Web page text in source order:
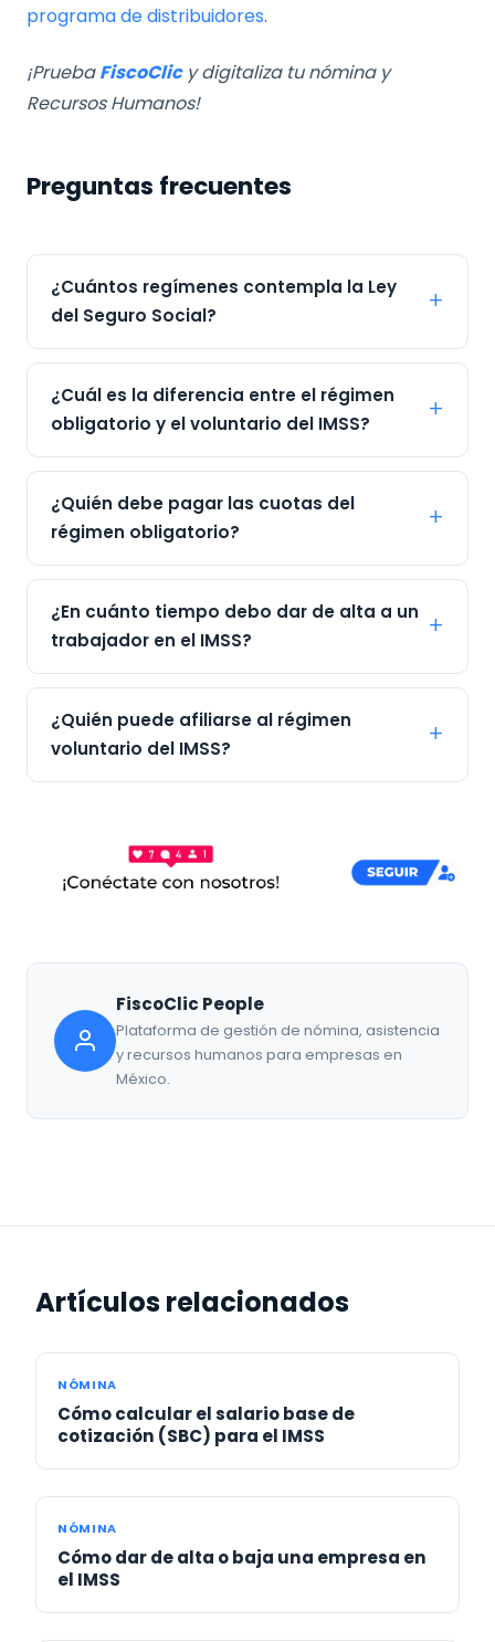
programa de distribuidores.
¡PruebaFiscoClicy digitaliza tu nómina y
Recursos Humanos!
Preguntas frecuentes
¿Cuántos regímenes contempla la Ley
del Seguro Social?
¿Cuál es la diferencia entre el régimen
obligatorio y el voluntario del IMSS?
¿Quién debe pagar las cuotas del
régimen obligatorio?
¿En cuánto tiempo debo dar de alta a un
trabajador en el IMSS?
¿Quién puede afiliarse al régimen
voluntario del IMSS?
FiscoClic People
Plataforma de gestión de nómina, asistencia
y recursos humanos para empresas en
México.
Artículos relacionados
NÓMINA
Cómo calcular el salario base de
cotización (SBC) para el IMSS
NÓMINA
Cómo dar de alta o baja una empresa en
el IMSS